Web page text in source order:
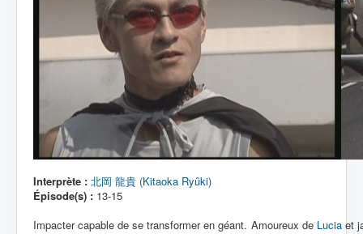
Interprète : 北岡 龍貴 (Kitaoka Ryûki)
Épisode(s) : 13-15
Impacter capable de se transformer en géant. Amoureux de Luciaet